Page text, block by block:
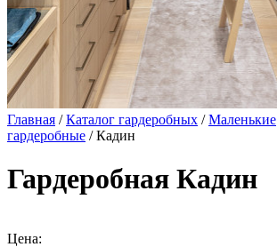
Главная /Каталог гардеробных /Маленькие
гардеробные / Кадин
Гардеробная Кадин
Цена: